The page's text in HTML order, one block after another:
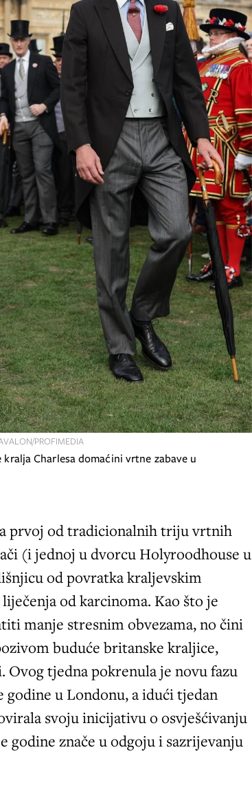
PROFIMEDIA
prvoj od tradicionalnih triju vrtnih
(i jednoj u dvorcu Holyroodhouse u
od povratka kraljevskim
od karcinoma. Kao što je
manje stresnim obvezama, no čini
buduće britanske kraljice,
Ovog tjedna pokrenula je novu fazu
godine u Londonu, a idući tjedan
svoju inicijativu o osvješćivanju
znače u odgoju i sazrijevanju